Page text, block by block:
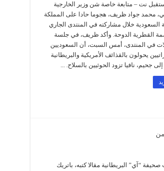
نت – متابعة خاصة شن وزير الخارجية
محمد جواد ظريف، هجوما حادا على المملكة
السعودية خلال مشاركته في المنتدى الجاري
القطرية الدوحة. وأكد ظريف، في جلسة
في المنتدى، أمس السبت، أن السعوديين
يحولون بالقذائف الأمريكية والبريطانية
إلى جحيم، نافيا تزود الحوثيين بالسلاح. ...
“آي” البريطانية مقالا كتبه، باتريك